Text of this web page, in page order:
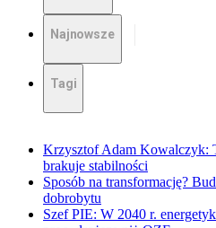
Najnowsze
Tagi
Krzysztof Adam Kowalczyk:
brakuje stabilności
Sposób na transformację?
dobrobytu
Szef PIE: W 2040 r.